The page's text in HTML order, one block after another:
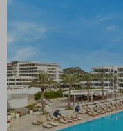
Incl.
bitterballen
en